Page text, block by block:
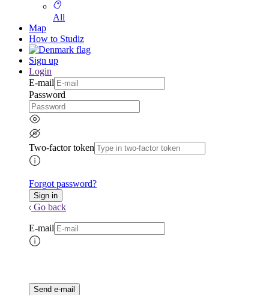
All
Map
How to Studiz
Sign up
Login
E-mail
Password
Two-factor token
Forgot password?
Go back
E-mail